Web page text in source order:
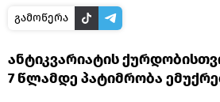
გამოწერა
ანტიკვარიატის
7 წლამდე პატიმრობა